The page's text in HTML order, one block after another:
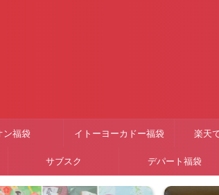
ン福袋 イトーヨーカドー福袋 楽天
サブスク デパート福袋